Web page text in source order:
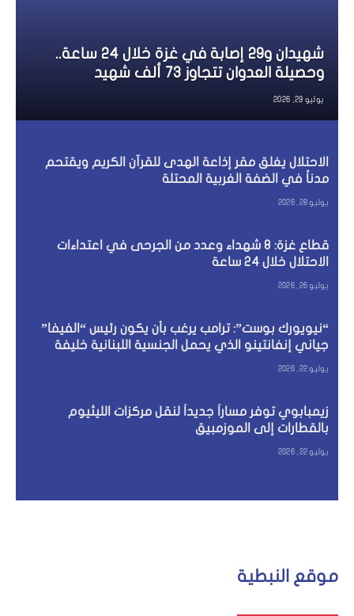
شهيدان و29 إصابة في غزة خلال 24 ساعة..
وحصيلة العدوان تتجاوز 73 ألف شهيد
يوليو 29, 2026
الاحتلال يغلق مقر إذاعة الهدى للقرآن الكريم ويقتحم
مدناً في الضفة الغربية المحتلة
يوليو 28, 2026
قطاع غزة: 8 شهداء وعدد من الجرحى في اعتداءات
الاحتلال خلال 24 ساعة
يوليو 26, 2026
“نيويورك بوست”: ترامب يرغب بأن يكون رئيس “الفيفا”
جياني إنفانتينو الذي يحمل الجنسية اللبنانية خليفة
يوليو 22, 2026
زيمبابوي توفر مساراً جديداً لنقل مركزات الليثيوم
بالقطارات إلى الموزمبيق
يوليو 22, 2026
موقع النبطية